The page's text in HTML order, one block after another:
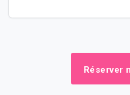
Réserver